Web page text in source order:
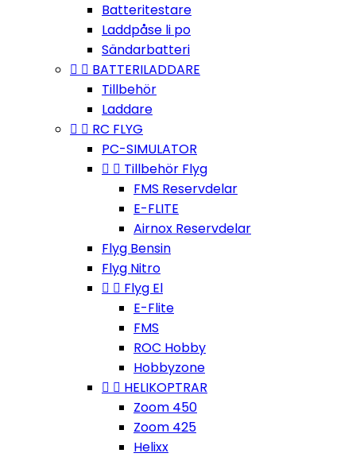
Batteritestare
Laddpåse li po
Sändarbatteri
  BATTERILADDARE
Tillbehör
Laddare
  RC FLYG
PC-SIMULATOR
  Tillbehör Flyg
FMS Reservdelar
E-FLITE
Airnox Reservdelar
Flyg Bensin
Flyg Nitro
  Flyg El
E-Flite
FMS
ROC Hobby
Hobbyzone
  HELIKOPTRAR
Zoom 450
Zoom 425
Helixx